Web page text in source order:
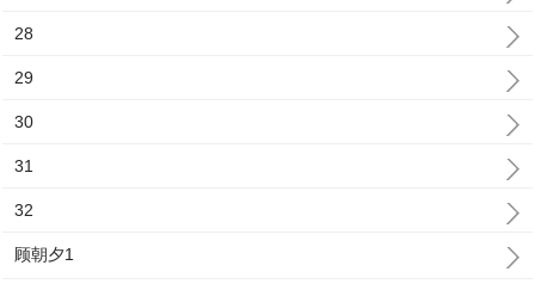
28
29
30
31
32
顾朝夕1